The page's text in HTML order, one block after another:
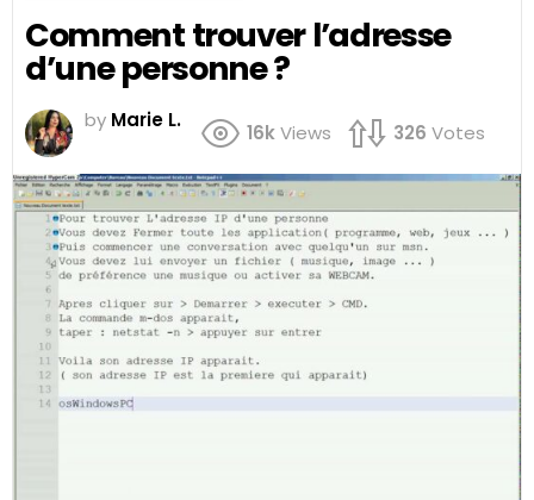
Comment trouver l’adresse
d’une personne ?
by Marie L.
16kViews 326 Votes